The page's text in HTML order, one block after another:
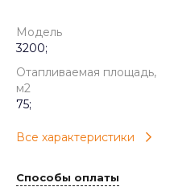
Модель
3200;
Отапливаемая площадь,
м2
75;
Все характеристики
Способы оплаты